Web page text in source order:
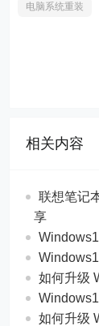
电脑系统重装
相关内容
联想笔记
享
如何升级
如何升级